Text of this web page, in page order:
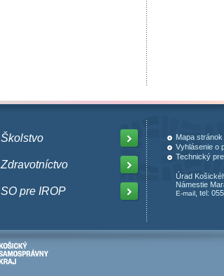
Školstvo
Zdravotníctvo
SO pre IROP
Mapa stránok
Vyhlásenie o
Technický
Úrad
Námestie
E-mail , tel: